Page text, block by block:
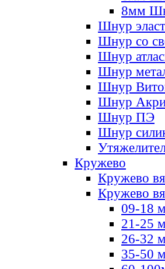
8мм
Шнур
Шнур со
Шнур
Шнур
Шнур
Шнур
Шнур ПЭ
Шнур
Кружево
Кружево
Кружево
09-18
21-25
26-32
35-50